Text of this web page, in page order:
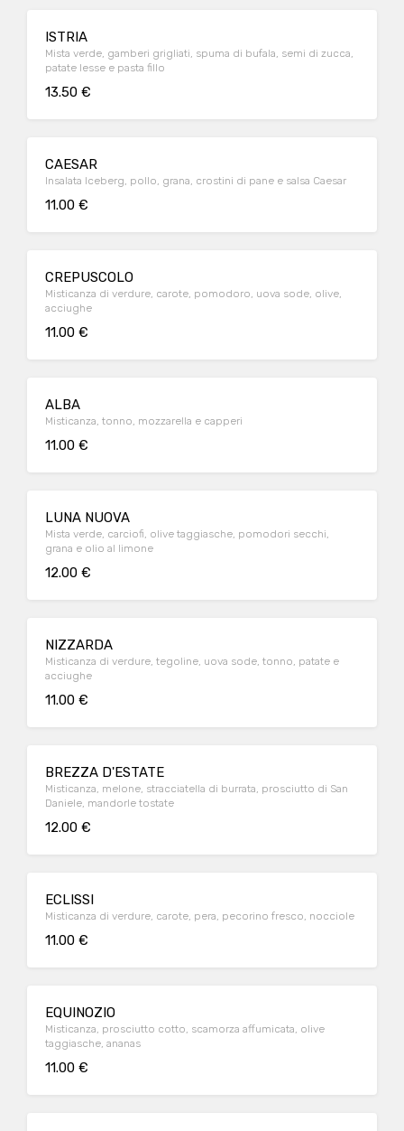
ISTRIA
Mista verde, gamberi grigliati, spuma di bufala, semi di zucca,
patate lesse e pasta fillo
13.50 €
CAESAR
Insalata Iceberg, pollo, grana, crostini di pane e salsa Caesar
11.00 €
CREPUSCOLO
Misticanza di verdure, carote, pomodoro, uova sode, olive,
acciughe
11.00 €
ALBA
Misticanza, tonno, mozzarella e capperi
11.00 €
LUNA NUOVA
Mista verde, carciofi, olive taggiasche, pomodori secchi,
grana e olio al limone
12.00 €
NIZZARDA
Misticanza di verdure, tegoline, uova sode, tonno, patate e
acciughe
11.00 €
BREZZA D'ESTATE
Misticanza, melone, stracciatella di burrata, prosciutto di San
Daniele, mandorle tostate
12.00 €
ECLISSI
Misticanza di verdure, carote, pera, pecorino fresco, nocciole
11.00 €
EQUINOZIO
Misticanza, prosciutto cotto, scamorza affumicata, olive
taggiasche, ananas
11.00 €